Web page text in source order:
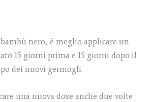
nero, è meglio applicare un
15 giorni prima e 15 giorni dopo il
dei nuovi germogli.
una nuova dose anche due volte